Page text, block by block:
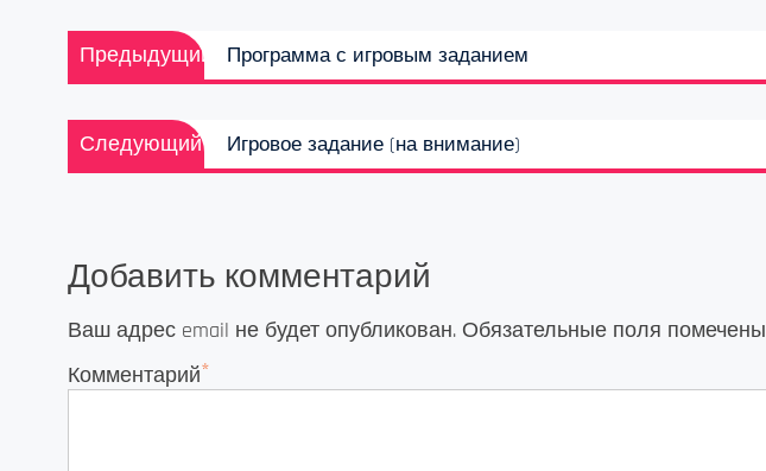
Навигация
по
записям
Предыдущий
Предыдущая
запись:
Программа с игровым заданием
Следующий
Следующая
запись:
Игровое задание (на внимание)
Добавить комментарий
Ваш адрес email не будет опубликован. Обязательные поля помечены
Комментарий*